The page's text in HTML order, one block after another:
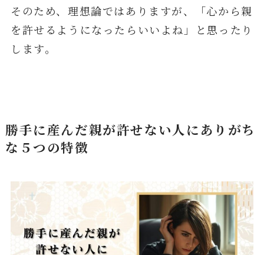
そのため、理想論ではありますが、「心から親
を許せるようになったらいいよね」と思ったり
します。
勝手に産んだ親が許せない人にありがち
な５つの特徴